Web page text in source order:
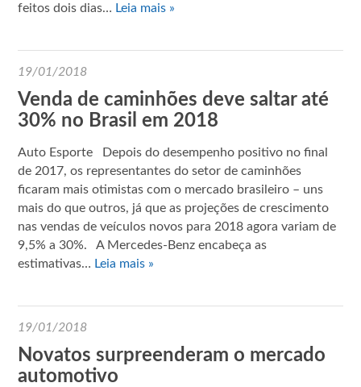
feitos dois dias… Leia mais »
19/01/2018
Venda de caminhões deve saltar até
30% no Brasil em 2018
Auto Esporte Depois do desempenho positivo no final
de 2017, os representantes do setor de caminhões
ficaram mais otimistas com o mercado brasileiro – uns
mais do que outros, já que as projeções de crescimento
nas vendas de veículos novos para 2018 agora variam de
9,5% a 30%. A Mercedes-Benz encabeça as
estimativas… Leia mais »
19/01/2018
Novatos surpreenderam o mercado
automotivo